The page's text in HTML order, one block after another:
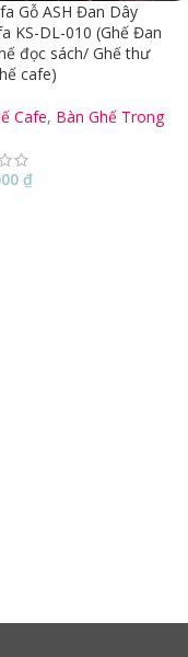
Gỗ ASH Đan Dây
KS-DL-010 (Ghế Đan
đọc sách/ Ghế thư
cafe)
Cafe, Bàn Ghế Trong
₫